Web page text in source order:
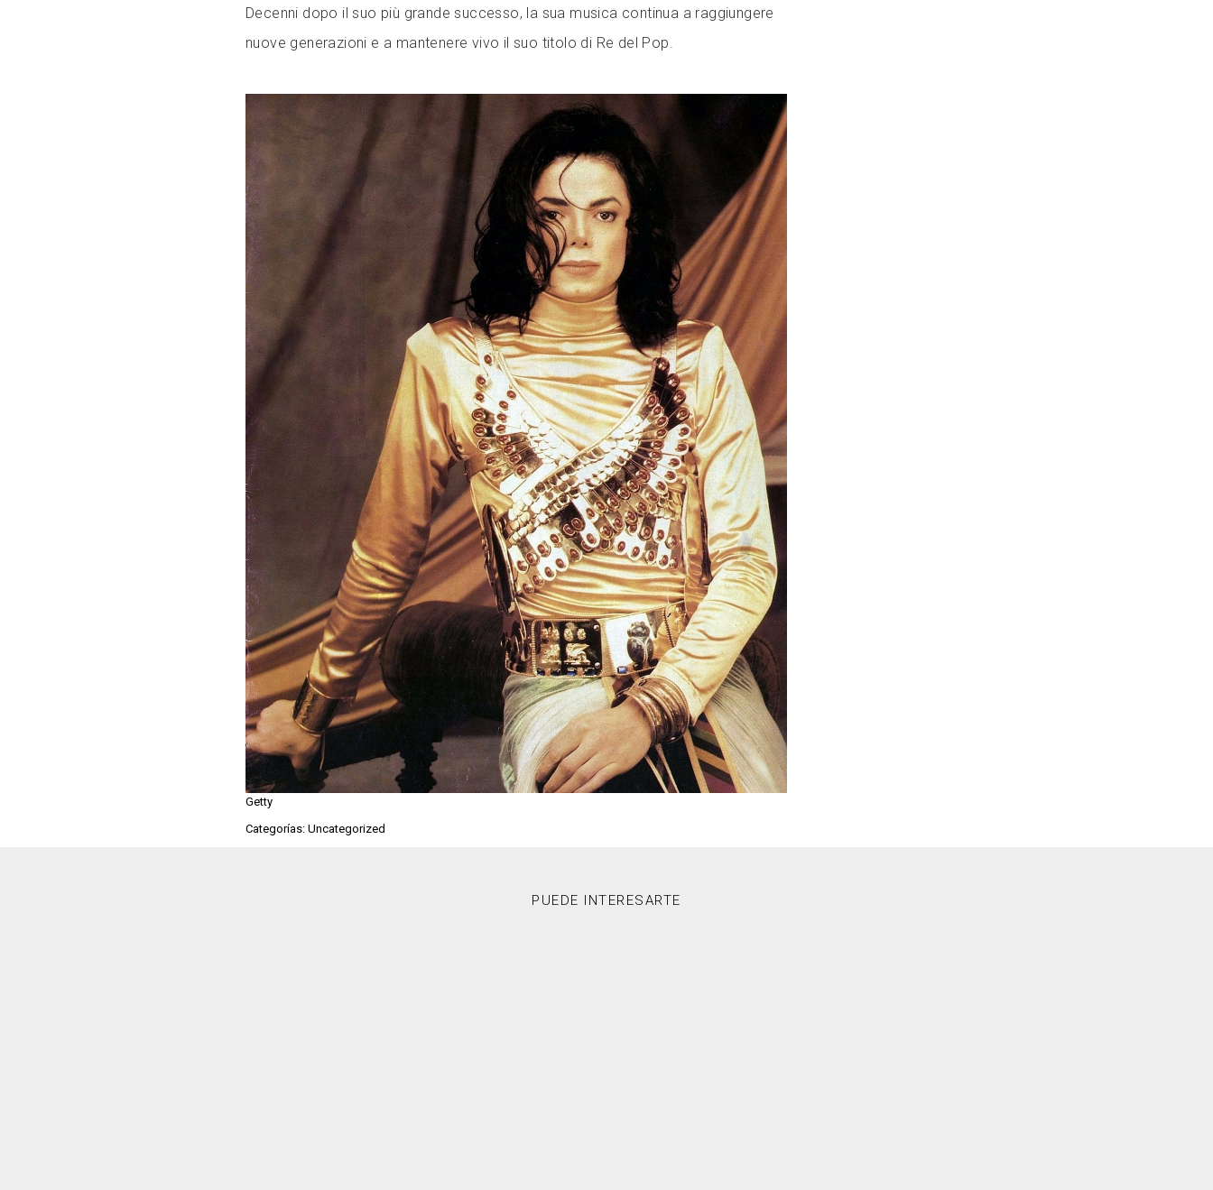
Decenni dopo il suo più grande successo, la sua musica continua a raggiungere
nuove generazioni e a mantenere vivo il suo titolo di Re del Pop.
Getty
Categorías: Uncategorized
PUEDE INTERESARTE